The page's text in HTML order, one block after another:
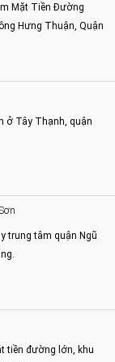
Mặt Tiền Đường
Hưng Thuận, Quận
ở Tây Thạnh, quận
trung tâm quận Ngũ
tiền đường lớn, khu